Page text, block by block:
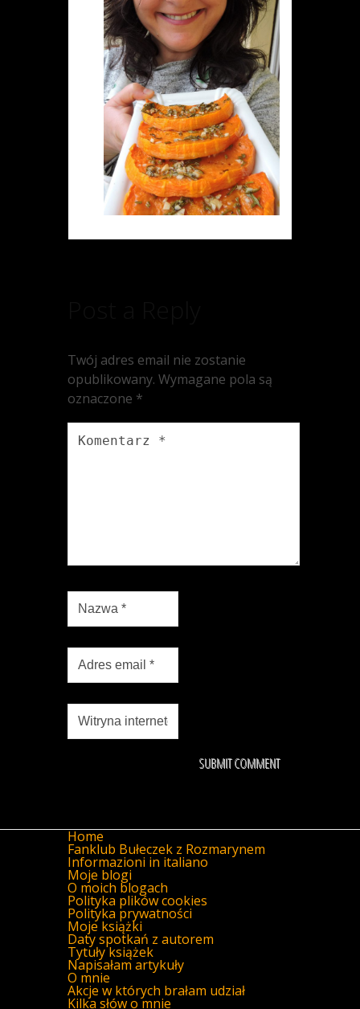
Twój adres email nie zostanie
opublikowany. Wymagane pola są
oznaczone *
Home
Fanklub Bułeczek z Rozmarynem
Informazioni in italiano
Moje blogi
O moich blogach
Polityka plików cookies
Polityka prywatności
Moje książki
Daty spotkań z autorem
Tytuły książek
Napisałam artykuły
O mnie
Akcje w których brałam udział
Kilka słów o mnie